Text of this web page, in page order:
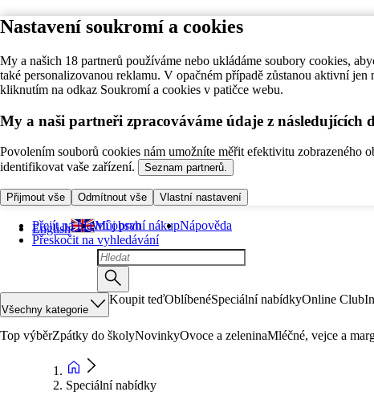
Nastavení soukromí a cookies
My a našich 18 partnerů používáme nebo ukládáme soubory cookies,
také personalizovanou reklamu. V opačném případě zůstanou aktivní
kliknutím na odkaz Soukromí a cookies v patičce webu.
My a naši partneři zpracováváme údaje z následujících
Povolením souborů cookies nám umožníte měřit efektivitu zobrazeného
identifikovat vaše zařízení.
Seznam partnerů.
Přijmout vše Odmítnout vše Vlastní nastavení
Přejít na hlavní obsah
Přeskočit na vyhledávání
English Můj první nákupNápověda
Všechny kategorie
Koupit teďOblíbenéSpeciální nabídkyOnline Club
Top výběrZpátky do školyNovinkyOvoce a zeleninaMléčné, vejce a
Speciální nabídky